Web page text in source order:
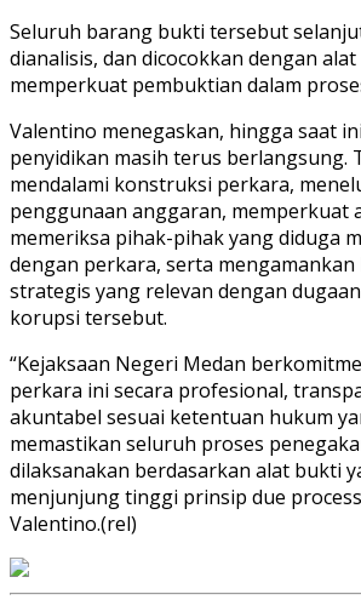
Seluruh barang bukti tersebut
dianalisis, dan dicocokkan dengan
memperkuat pembuktian dalam
Valentino menegaskan, hingga saat
penyidikan masih terus berlangsung.
mendalami konstruksi perkara,
penggunaan anggaran, memperkuat
memeriksa pihak-pihak yang diduga
dengan perkara, serta
strategis yang relevan dengan
korupsi tersebut.
“Kejaksaan Negeri Medan
perkara ini secara profesional,
akuntabel sesuai ketentuan hukum
memastikan seluruh proses
dilaksanakan berdasarkan alat bukti
menjunjung tinggi prinsip due
Valentino.(rel)